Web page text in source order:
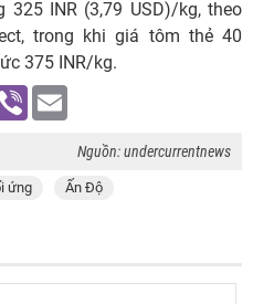
325 INR (3,79 USD)/kg, theo
trong khi giá tôm thẻ 40
375 INR/kg.
Viber
Nguồn: undercurrentnews
ứng Ấn Độ